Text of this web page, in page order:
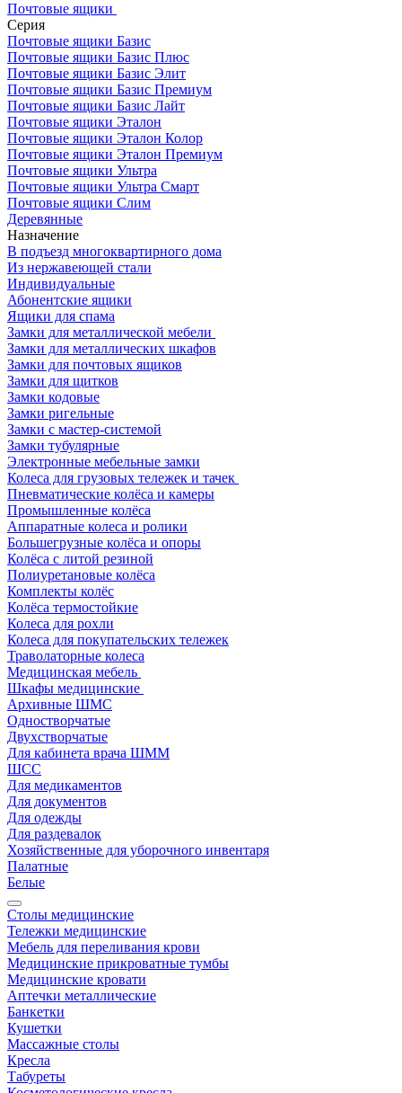
Почтовые ящики
Серия
Почтовые ящики Базис
Почтовые ящики Базис Плюс
Почтовые ящики Базис Элит
Почтовые ящики Базис Премиум
Почтовые ящики Базис Лайт
Почтовые ящики Эталон
Почтовые ящики Эталон Колор
Почтовые ящики Эталон Премиум
Почтовые ящики Ультра
Почтовые ящики Ультра Смарт
Почтовые ящики Слим
Деревянные
Назначение
В подъезд многоквартирного дома
Из нержавеющей стали
Индивидуальные
Абонентские ящики
Ящики для спама
Замки для металлической мебели
Замки для металлических шкафов
Замки для почтовых ящиков
Замки для щитков
Замки кодовые
Замки ригельные
Замки с мастер-системой
Замки тубулярные
Электронные мебельные замки
Колеса для грузовых тележек и тачек
Пневматические колёса и камеры
Промышленные колёса
Аппаратные колеса и ролики
Большегрузные колёса и опоры
Колёса с литой резиной
Полиуретановые колёса
Комплекты колёс
Колёса термостойкие
Колеса для рохли
Колеса для покупательских тележек
Траволаторные колеса
Медицинская мебель
Шкафы медицинские
Архивные ШМС
Одностворчатые
Двухстворчатые
Для кабинета врача ШММ
ШСС
Для медикаментов
Для документов
Для одежды
Для раздевалок
Хозяйственные для уборочного инвентаря
Палатные
Белые
Столы медицинские
Тележки медицинские
Мебель для переливания крови
Медицинские прикроватные тумбы
Медицинские кровати
Аптечки металлические
Банкетки
Кушетки
Массажные столы
Кресла
Табуреты